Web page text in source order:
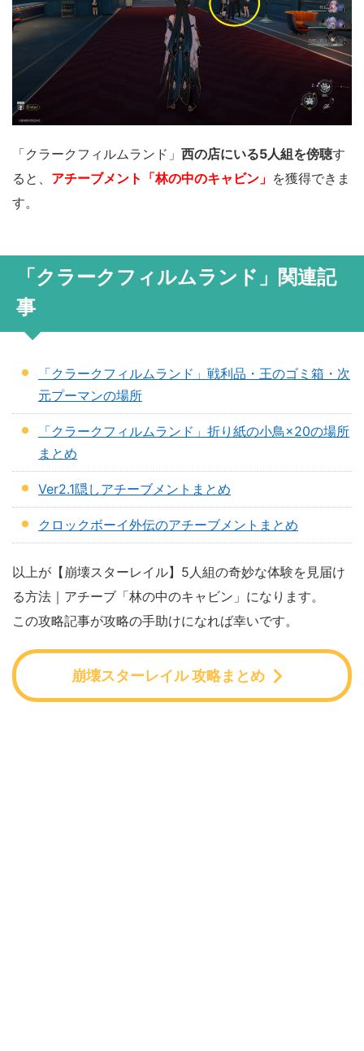
「クラークフィルムランド」 西の店にいる5人組を傍聴す
ると、 アチーブメント「林の中のキャビン」 を獲得できま
す。
「クラークフィルムランド」関連記
事
「クラークフィルムランド」戦利品・王のゴミ箱・次
元プーマンの場所
「クラークフィルムランド」折り紙の小鳥×20の場所
まとめ
Ver2.1隠しアチーブメントまとめ
クロックボーイ外伝のアチーブメントまとめ
以上が【崩壊スターレイル】5人組の奇妙な体験を見届け
る方法｜アチーブ「林の中のキャビン」になります。
この攻略記事が攻略の手助けになれば幸いです。
崩壊スターレイル 攻略まとめ